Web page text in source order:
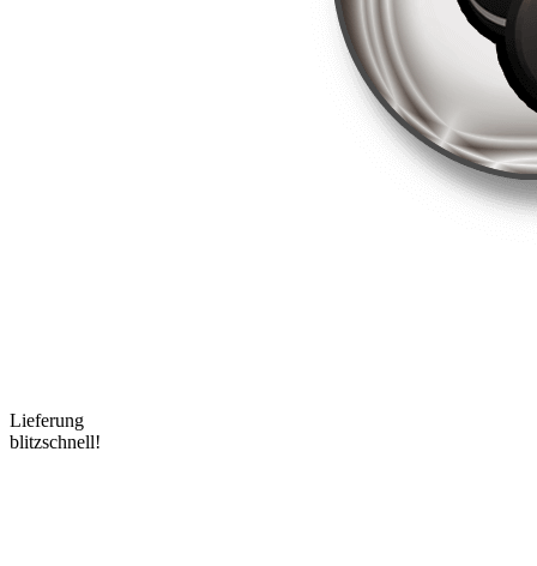
Lieferung
blitzschnell!